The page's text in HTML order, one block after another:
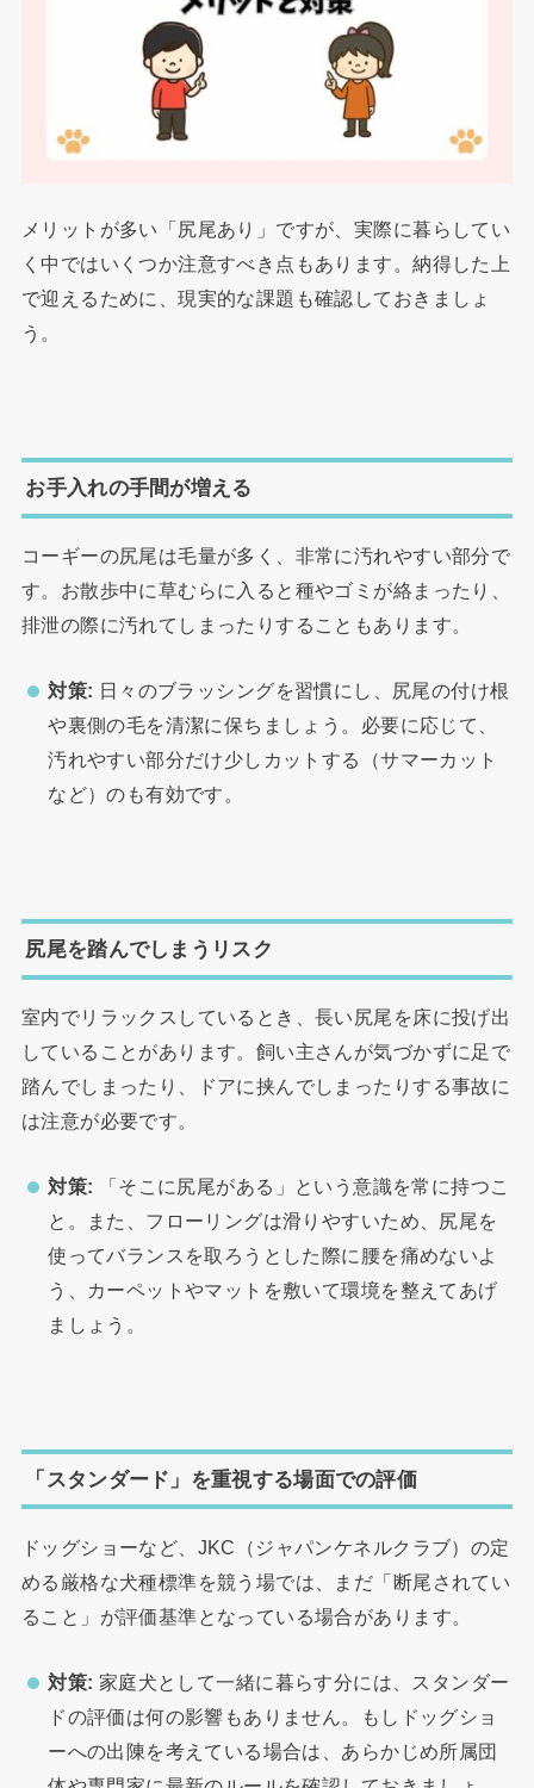
メリットが多い「尻尾あり」ですが、実際に暮らしてい
く中ではいくつか注意すべき点もあります。納得した上
で迎えるために、現実的な課題も確認しておきましょ
う。
お手入れの手間が増える
コーギーの尻尾は毛量が多く、非常に汚れやすい部分で
す。お散歩中に草むらに入ると種やゴミが絡まったり、
排泄の際に汚れてしまったりすることもあります。
対策: 日々のブラッシングを習慣にし、尻尾の付け根
や裏側の毛を清潔に保ちましょう。必要に応じて、
汚れやすい部分だけ少しカットする（サマーカット
など）のも有効です。
尻尾を踏んでしまうリスク
室内でリラックスしているとき、長い尻尾を床に投げ出
していることがあります。飼い主さんが気づかずに足で
踏んでしまったり、ドアに挟んでしまったりする事故に
は注意が必要です。
対策: 「そこに尻尾がある」という意識を常に持つこ
と。また、フローリングは滑りやすいため、尻尾を
使ってバランスを取ろうとした際に腰を痛めないよ
う、カーペットやマットを敷いて環境を整えてあげ
ましょう。
「スタンダード」を重視する場面での評価
ドッグショーなど、JKC（ジャパンケネルクラブ）の定
める厳格な犬種標準を競う場では、まだ「断尾されてい
ること」が評価基準となっている場合があります。
対策: 家庭犬として一緒に暮らす分には、スタンダー
ドの評価は何の影響もありません。もしドッグショ
ーへの出陳を考えている場合は、あらかじめ所属団